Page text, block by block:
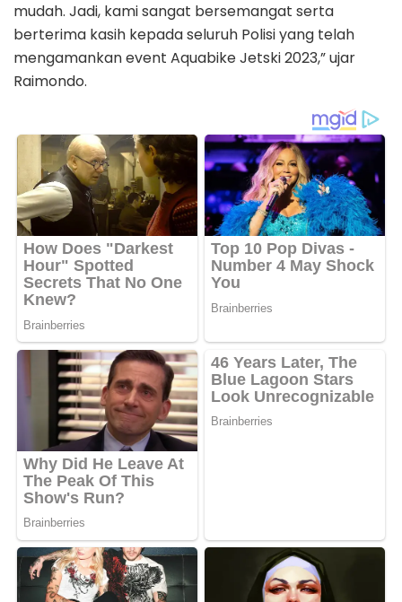
mudah. Jadi, kami sangat bersemangat serta
berterima kasih kepada seluruh Polisi yang telah
mengamankan event Aquabike Jetski 2023,” ujar
Raimondo.